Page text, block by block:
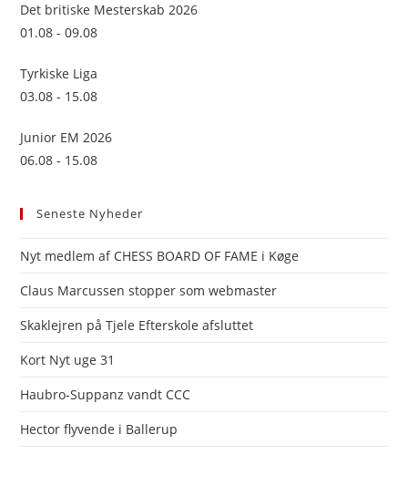
Det britiske Mesterskab 2026
01.08 - 09.08
Tyrkiske Liga
03.08 - 15.08
Junior EM 2026
06.08 - 15.08
Seneste Nyheder
Nyt medlem af CHESS BOARD OF FAME i Køge
Claus Marcussen stopper som webmaster
Skaklejren på Tjele Efterskole afsluttet
Kort Nyt uge 31
Haubro-Suppanz vandt CCC
Hector flyvende i Ballerup